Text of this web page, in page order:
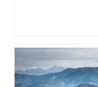
Homme de
tireur